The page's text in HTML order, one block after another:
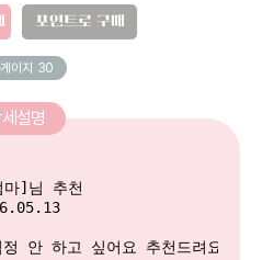
포인트로 구매
이지 30
설명
마]님 추천
안 하고 싶어요 추천드려요